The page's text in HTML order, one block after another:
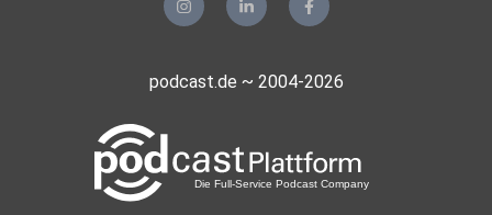
podcast.de ~ 2004-2026